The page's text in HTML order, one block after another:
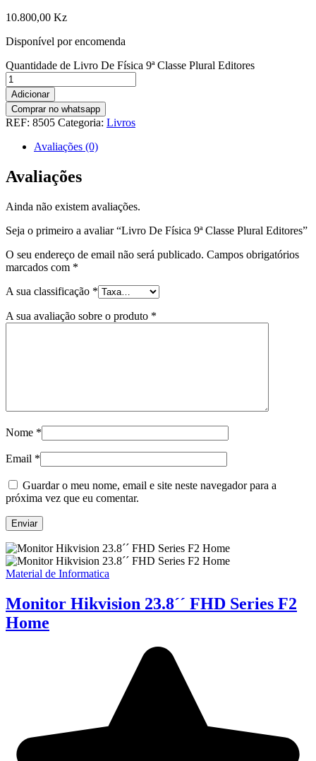
10.800,00 Kz
Disponível por encomenda
Quantidade de Livro De Física 9ª Classe Plural Editores
Adicionar
Comprar no whatsapp
REF: 8505 Categoria: Livros
Avaliações (0)
Avaliações
Ainda não existem avaliações.
Seja o primeiro a avaliar “Livro De Física 9ª Classe Plural Editores”
O seu endereço de email não será publicado. Campos obrigatórios
marcados com *
A sua classificação *
A sua avaliação sobre o produto *
Nome *
Email *
Guardar o meu nome, email e site neste navegador para a
próxima vez que eu comentar.
Material de Informatica
Monitor Hikvision 23.8´´ FHD Series F2
Home